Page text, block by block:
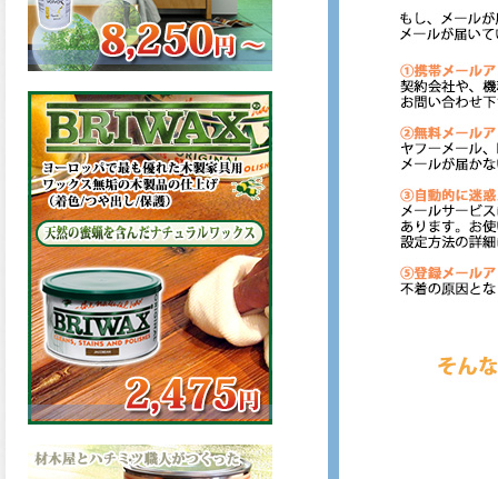
とにより、ラジカルの発生を
抑制、エスケープレミアムル
ーフSiが新しく販売開始致し
ました。ご購入はこちらか
ら。
2026.03.11
緻密で強靭な無機系塗膜と、
汚れを降雨で洗い流す親水性
の表面効果により優れた低汚
染性を発揮、エスケープレミ
アム無機ルーフが新しく販売
開始致しました。ご購入はこ
ちらから。
2026.03.09
ハケ塗りでの伸びが良く作業
性と仕上がりに優れた合成樹
脂調合ペイント、SDホルスF4
が新しく販売開始致しまし
た。ご購入はこちらから。
2026.03.06